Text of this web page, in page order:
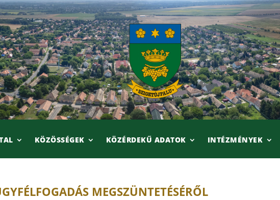
KÖZÖSSÉGEK KÖZÉRDEKŰ ADATOK INTÉZMÉNYEK
MEGSZÜNTETÉSÉRŐL